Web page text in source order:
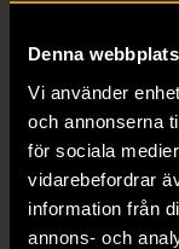
Denna
Vi använder
och annonserna
för sociala
vidarebefordrar
information från
annons- och
Fri frakt på
14 dagars